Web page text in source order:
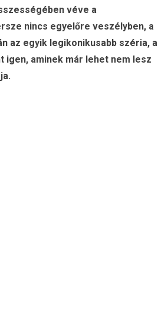
véve a
nincs egyelőre veszélyben, a
az egyik legikonikusabb széria, a
igen, aminek már lehet nem lesz